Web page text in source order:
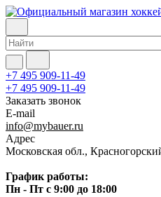
+7 495 909-11-49
+7 495 909-11-49
Заказать звонок
E-mail
info@mybauer.ru
Адрес
Московская обл.,
График работы:
Пн - Пт с 9:00 до 18:00